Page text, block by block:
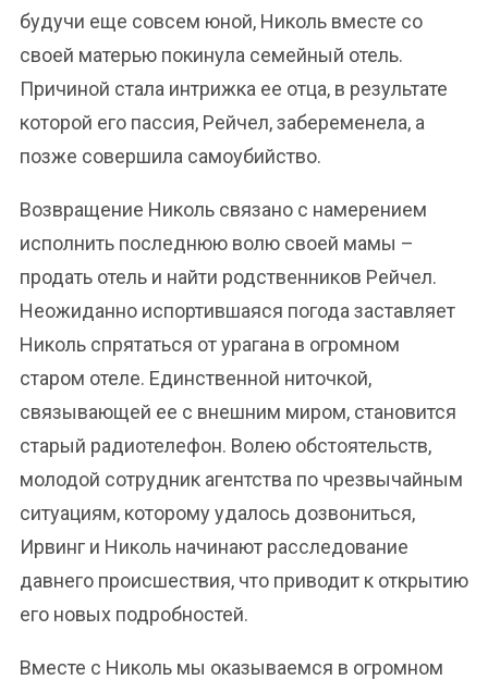
будучи еще совсем юной, Николь вместе со
своей матерью покинула семейный отель.
Причиной стала интрижка ее отца, в результате
которой его пассия, Рейчел, забеременела, а
позже совершила самоубийство.
Возвращение Николь связано с намерением
исполнить последнюю волю своей мамы –
продать отель и найти родственников Рейчел.
Неожиданно испортившаяся погода заставляет
Николь спрятаться от урагана в огромном
старом отеле. Единственной ниточкой,
связывающей ее с внешним миром, становится
старый радиотелефон. Волею обстоятельств,
молодой сотрудник агентства по чрезвычайным
ситуациям, которому удалось дозвониться,
Ирвинг и Николь начинают расследование
давнего происшествия, что приводит к открытию
его новых подробностей.
Вместе с Николь мы оказываемся в огромном